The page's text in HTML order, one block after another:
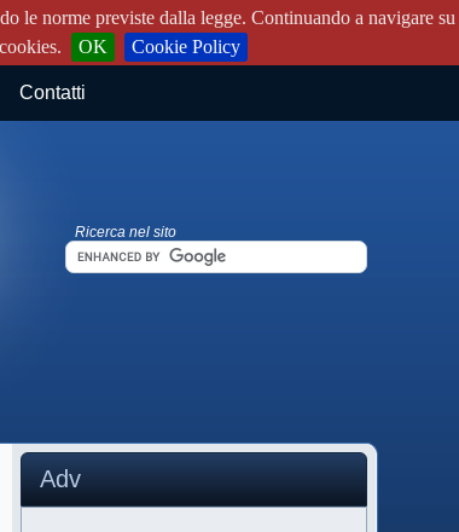
le norme previste dalla legge. Continuando a navigare su
OK Cookie Policy
Contatti
Ricerca nel sito
Adv